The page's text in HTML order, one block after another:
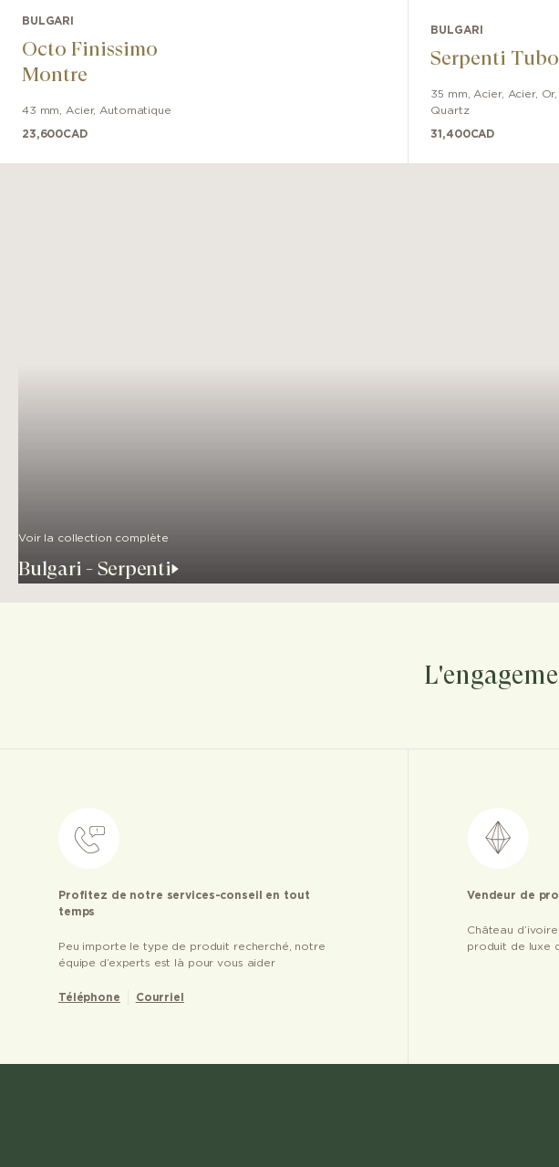
BULGARI
Octo Finissimo
Montre
43 mm Acier, Automatique
23,600CAD
BULGARI
Serpenti
35 mm Acier, Acier, Or,
Quartz
31,400CAD
Voir la collection complète
Bulgari - Serpenti
Profitez de notre services-conseil en tout
temps
Peu importe le type de produit recherché, notre
équipe d’experts est là pour vous aider
Téléphone Courriel
Vendeur de
Château
produit de luxe